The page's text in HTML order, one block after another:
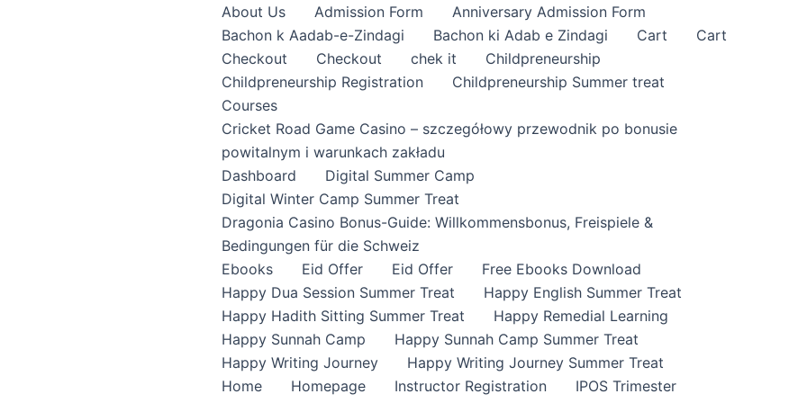
About Us Admission Form
Anniversary Admission Form
Bachon k Aadab-e-Zindagi
Bachon ki Adab e Zindagi Cart
Cart
Checkout
Checkout chek it
Childpreneurship
Childpreneurship Registration
Childpreneurship Summer treat
Courses
Cricket Road Game Casino – szczegółowy przewodnik po bonusie
powitalnym i warunkach zakładu
Dashboard
Digital Summer Camp
Digital Winter Camp Summer Treat
Dragonia Casino Bonus-Guide: Willkommensbonus, Freispiele &
Bedingungen für die Schweiz
Ebooks
Eid Offer Eid Offer
Free Ebooks Download
Happy Dua Session Summer Treat
Happy English Summer Treat
Happy Hadith Sitting Summer Treat
Happy Remedial Learning
Happy Sunnah Camp
Happy Sunnah Camp Summer Treat
Happy Writing Journey
Happy Writing Journey Summer Treat
Home
Homepage Instructor Registration
IPOS Trimester